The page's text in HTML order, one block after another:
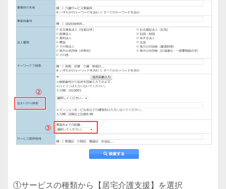
①サービスの種類から【居宅介護支援】を選択